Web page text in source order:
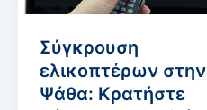
Σύγκρουση
ελικοπτέρων στην
Ψάθα: Κρατήστε